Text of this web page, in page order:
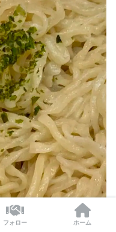
フォロー ホーム